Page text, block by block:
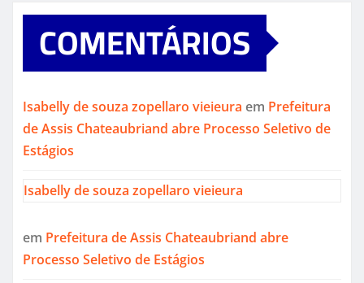
COMENTÁRIOS
Isabelly de souza zopellaro vieieura em Prefeitura
de Assis Chateaubriand abre Processo Seletivo de
Estágios
Isabelly de souza zopellaro vieieura
em Prefeitura de Assis Chateaubriand abre
Processo Seletivo de Estágios